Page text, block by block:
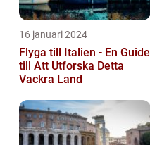
16 januari 2024
Flyga till Italien - En Guide
till Att Utforska Detta
Vackra Land